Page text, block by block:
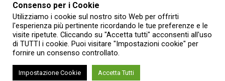
INFORMATIVA SULLA PRIVACY
CONDIZIONI DI UTILIZZO
DATI SOCIETARI
NOVAJO
CREDITS
CONTATTTI
Creative Commons Attribuzione - Non commerciale - Non opere
Consenso per i Cookie
Utilizziamo i cookie sul nostro sito Web per offrirti
l'esperienza più pertinente ricordando le tue preferenze e le
visite ripetute. Cliccando su "Accetta tutti" acconsenti all'uso
di TUTTI i cookie. Puoi visitare "Impostazioni cookie" per
fornire un consenso controllato.
Impostazione Cookie Accetta Tutti